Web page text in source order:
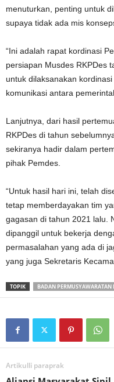
menuturkan, penting untuk
supaya tidak ada mis
“Ini adalah rapat kordinasi
persiapan Musdes RKPDes
untuk dilaksanakan
komunikasi antara
Lanjutnya, dari hasil
RKPDes di tahun
sekiranya hadir dalam
pihak Pemdes.
“Untuk hasil hari ini, telah
tetap memberdayakan tim
gagasan di tahun 2021 lalu.
dipanggil untuk bekerja
permasalahan yang ada di
yang juga Sekretaris
TOPIK BADAN PERMUSYAWARATAN
Artikulli paraprak